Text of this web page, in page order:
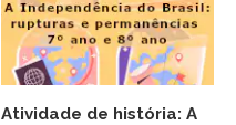
Atividade de história: A